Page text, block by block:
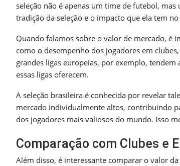
seleção não é apenas um time de futebol,
tradição da seleção e o impacto que ela tem
Quando falamos sobre o valor de mercado, é
como o desempenho dos jogadores em
grandes ligas europeias, por exemplo,
essas ligas oferecem.
A seleção brasileira é conhecida por revelar
mercado individualmente altos, contribuindo
dos jogadores mais valiosos do mundo. Isso
Comparação com Clubes e
Além disso, é interessante comparar o valor